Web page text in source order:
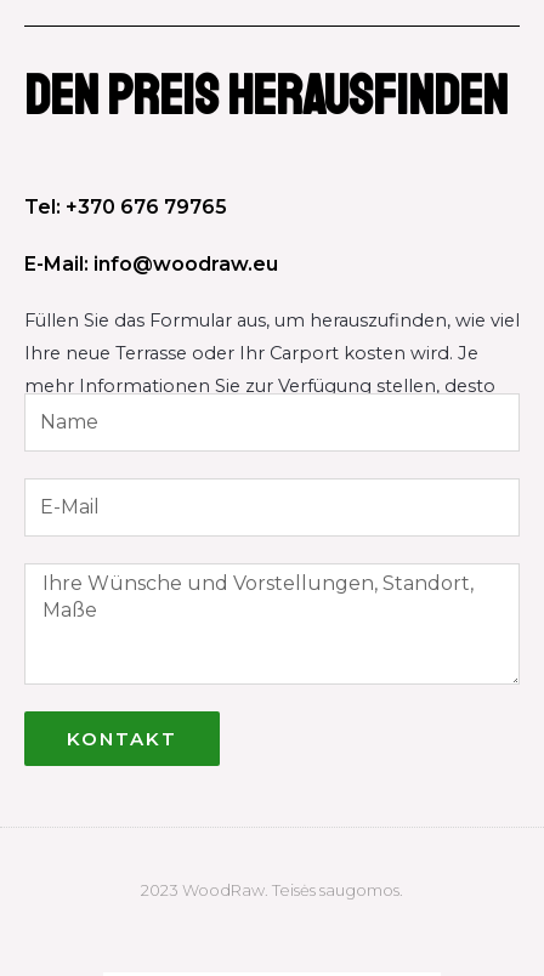
DEN PREIS HERAUSFINDEN
Tel: +370 676 79765
E-Mail: info@woodraw.eu
Füllen Sie das Formular aus, um herauszufinden, wie viel
Ihre neue Terrasse oder Ihr Carport kosten wird. Je
mehr Informationen Sie zur Verfügung stellen, desto
genauer wird der Preis sein.
KONTAKT
2023 WoodRaw. Teisės saugomos.